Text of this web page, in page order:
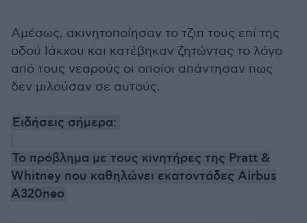
Αμέσως, ακινητοποίησαν το τζιπ τους επί της
οδού Ιάκχου και κατέβηκαν ζητώντας το λόγο
από τους νεαρούς οι οποίοι απάντησαν πως
δεν μιλούσαν σε αυτούς.
Ειδήσεις σήμερα:
Το πρόβλημα με τους κινητήρες της Pratt &
Whitney που καθηλώνει εκατοντάδες Airbus
A320neo